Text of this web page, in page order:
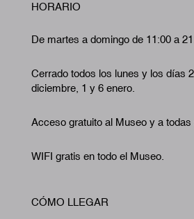
HORARIO
De martes a domingo de 11:00 a
Cerrado todos los lunes y los días
diciembre, 1 y 6 enero.
Acceso gratuito al Museo y a todas
WIFI gratis en todo el Museo.
CÓMO LLEGAR